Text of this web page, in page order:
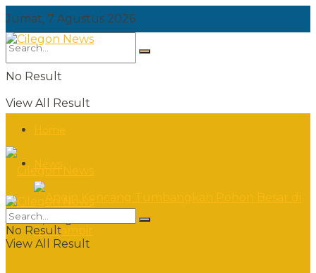
Jumat, 7 Agustus 2026
No Result
View All Result
Jumat, 7 Agustus 2026
No Result
View All Result